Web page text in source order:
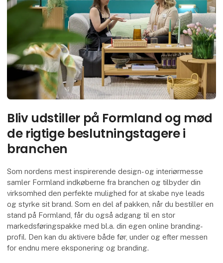
Bliv udstiller på Formland og mød
de rigtige beslutningstagere i
branchen
Som nordens mest inspirerende design- og interiørmesse
samler Formland indkøberne fra branchen og tilbyder din
virksomhed den perfekte mulighed for at skabe nye leads
og styrke sit brand. Som en del af pakken, når du bestiller en
stand på Formland, får du også adgang til en stor
markedsføringspakke med bl.a. din egen online branding-
profil. Den kan du aktivere både før, under og efter messen
for endnu mere eksponering og branding.